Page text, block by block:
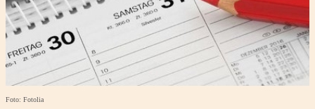
Foto: Fotolia